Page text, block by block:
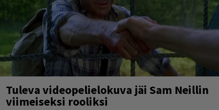
Tuleva videopelielokuva jäi Sam Neillin
viimeiseksi rooliksi